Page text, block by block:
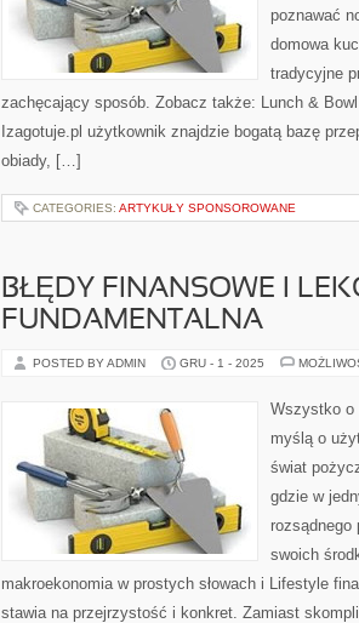
poznawać
domowa
tradycyjne
zachęcający sposób. Zobacz także: Lunch &
Izagotuje.pl użytkownik znajdzie bogatą bazę
obiady, […]
CATEGORIES: ARTYKUŁY SPONSOROWANE
BŁĘDY FINANSOWE I
FUNDAMENTALNA
POSTED BY ADMIN GRU - 1 - 2025
Wszystko o
myślą o
świat
gdzie w
rozsądnego
swoich
makroekonomia w prostych słowach i Lifestyle
stawia na przejrzystość i konkret. Zamiast